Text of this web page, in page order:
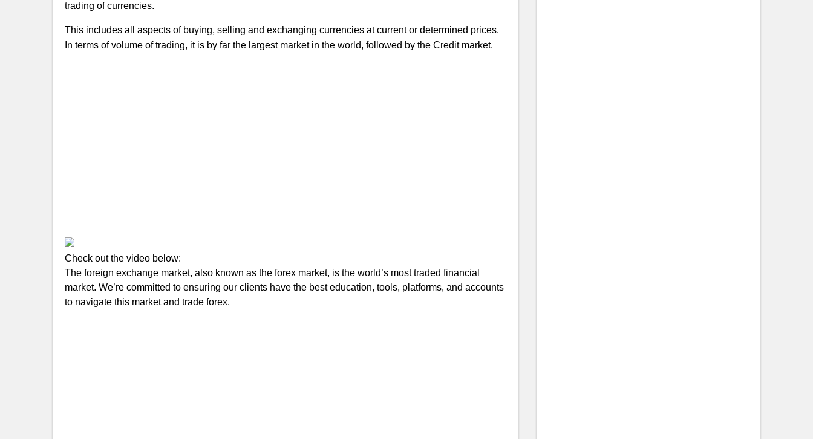
trading of currencies.
This includes all aspects of buying, selling and exchanging currencies at current or determined prices.
In terms of volume of trading, it is by far the largest market in the world, followed by the Credit market.
Check out the video below:
The foreign exchange market, also known as the forex market, is the world’s most traded financial
market. We’re committed to ensuring our clients have the best education, tools, platforms, and accounts
to navigate this market and trade forex.